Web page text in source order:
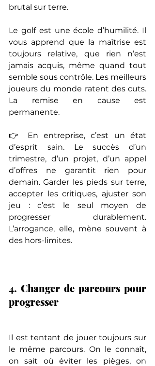
brutal sur terre.
Le golf est une école d’humilité. Il
vous apprend que la maîtrise est
toujours relative, que rien n’est
jamais acquis, même quand tout
semble sous contrôle. Les meilleurs
joueurs du monde ratent des cuts.
La remise en cause est
permanente.
👉 En entreprise, c’est un état
d’esprit sain. Le succès d’un
trimestre, d’un projet, d’un appel
d’offres ne garantit rien pour
demain. Garder les pieds sur terre,
accepter les critiques, ajuster son
jeu : c’est le seul moyen de
progresser durablement.
L’arrogance, elle, mène souvent à
des hors-limites.
4. Changer de parcours pour
progresser
Il est tentant de jouer toujours sur
le même parcours. On le connaît,
on sait où éviter les pièges, on